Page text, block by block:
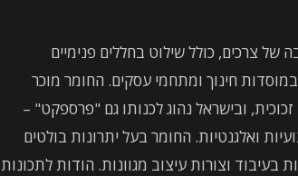
צרכים, כולל שילוט בחללים פנימיים
במוסדות חינוך ומתחמי עסקים. החומר מוכר
זכוכית, ובישראל נהוג לכנותו גם "פרספקט" –
ואלגנטיות. החומר בעל יתרונות בולטים
בעיבוד וצורות עיצוב מגוונות. הודות לתכונות